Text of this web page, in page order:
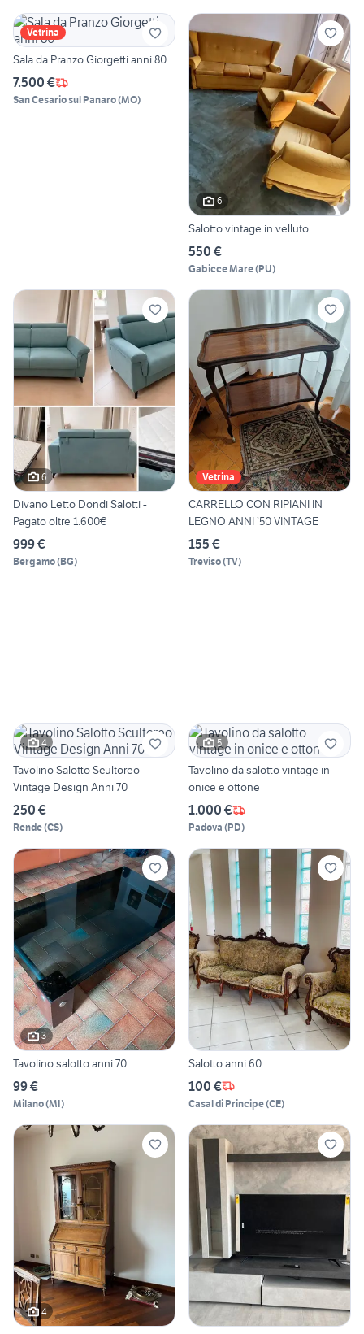
Vetrina
Sala da Pranzo Giorgetti anni 80
7.500 €
San Cesario sul Panaro(MO)
6
Salotto vintage in velluto
550 €
Gabicce Mare(PU)
6
Divano Letto Dondi Salotti -
Pagato oltre 1.600€
999 €
Bergamo(BG)
Vetrina
CARRELLO CON RIPIANI IN
LEGNO ANNI ’50 VINTAGE
155 €
Treviso(TV)
4
Tavolino Salotto Scultoreo
Vintage Design Anni 70
250 €
Rende(CS)
5
Tavolino da salotto vintage in
onice e ottone
1.000 €
Padova (PD)
3
Tavolino salotto anni 70
99 €
Milano(MI)
Salotto anni 60
100 €
Casal di Principe(CE)
4